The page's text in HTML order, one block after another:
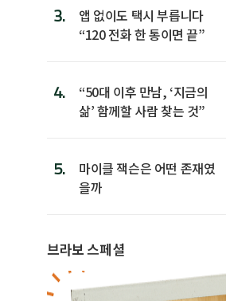
3.
앱 없이도 택시 부릅니다
“120 전화 한 통이면 끝”
4.
“50대 이후 만남, ‘지금의
삶’ 함께할 사람 찾는 것”
5.
마이클 잭슨은 어떤 존재였
을까
브라보 스페셜